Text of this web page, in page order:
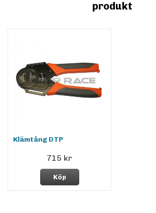
produkt
Klämtång DTP
715 kr
Köp